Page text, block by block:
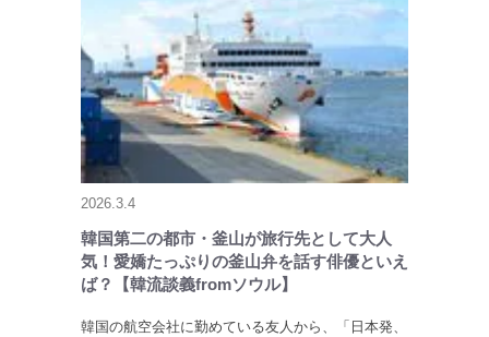
2026.3.4
韓国第二の都市・釜山が旅行先として大人
気！愛嬌たっぷりの釜山弁を話す俳優といえ
ば？【韓流談義fromソウル】
韓国の航空会社に勤めている友人から、「日本発、